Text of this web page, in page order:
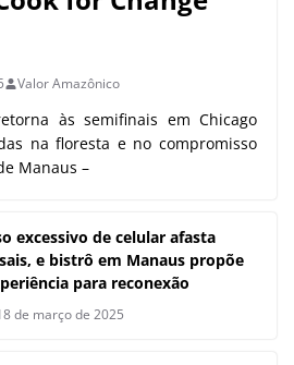
Valor Amazônico
às semifinais em Chicago
na floresta e no compromisso
Manaus –
excessivo de celular afasta
e bistrô em Manaus propõe
para reconexão
de março de 2025